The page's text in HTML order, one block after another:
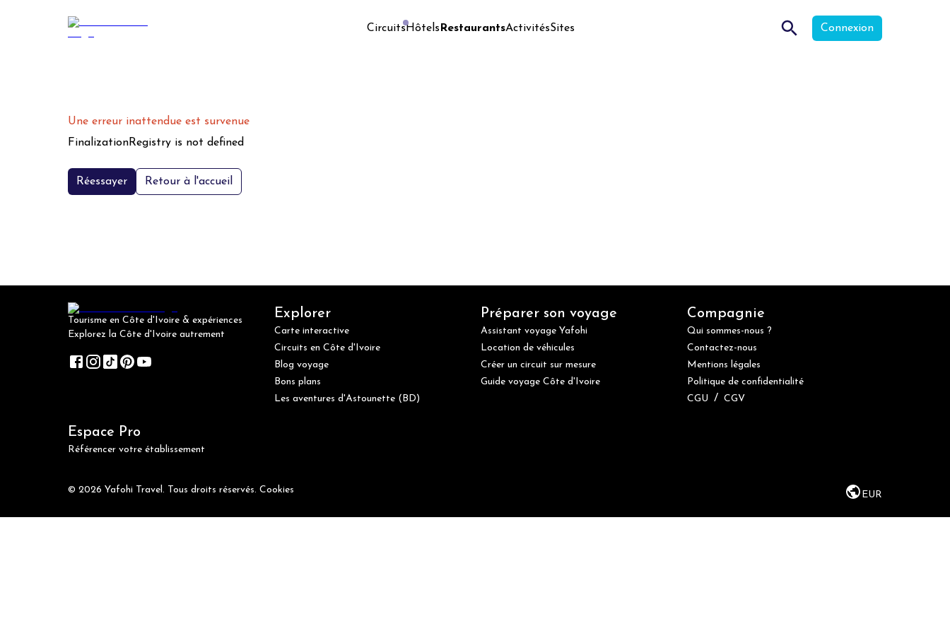
CircuitsHôtels RestaurantsActivitésSites Connexion
Une erreur inattendue est survenue
FinalizationRegistry is not defined
Réessayer Retour à l'accueil
Tourisme en Côte d'Ivoire & expériences
Explorez la Côte d'Ivoire autrement
Explorer
Carte interactive
Circuits en Côte d'Ivoire
Blog voyage
Bons plans
Les aventures d'Astounette (BD)
Préparer son voyage
Assistant voyage Yafohi
Location de véhicules
Créer un circuit sur mesure
Guide voyage Côte d'Ivoire
Compagnie
Qui sommes-nous ?
Contactez-nous
Mentions légales
Politique de confidentialité
CGU / CGV
Espace Pro
Référencer votre établissement
© 2026 Yafohi Travel. Tous droits réservés. Cookies EUR